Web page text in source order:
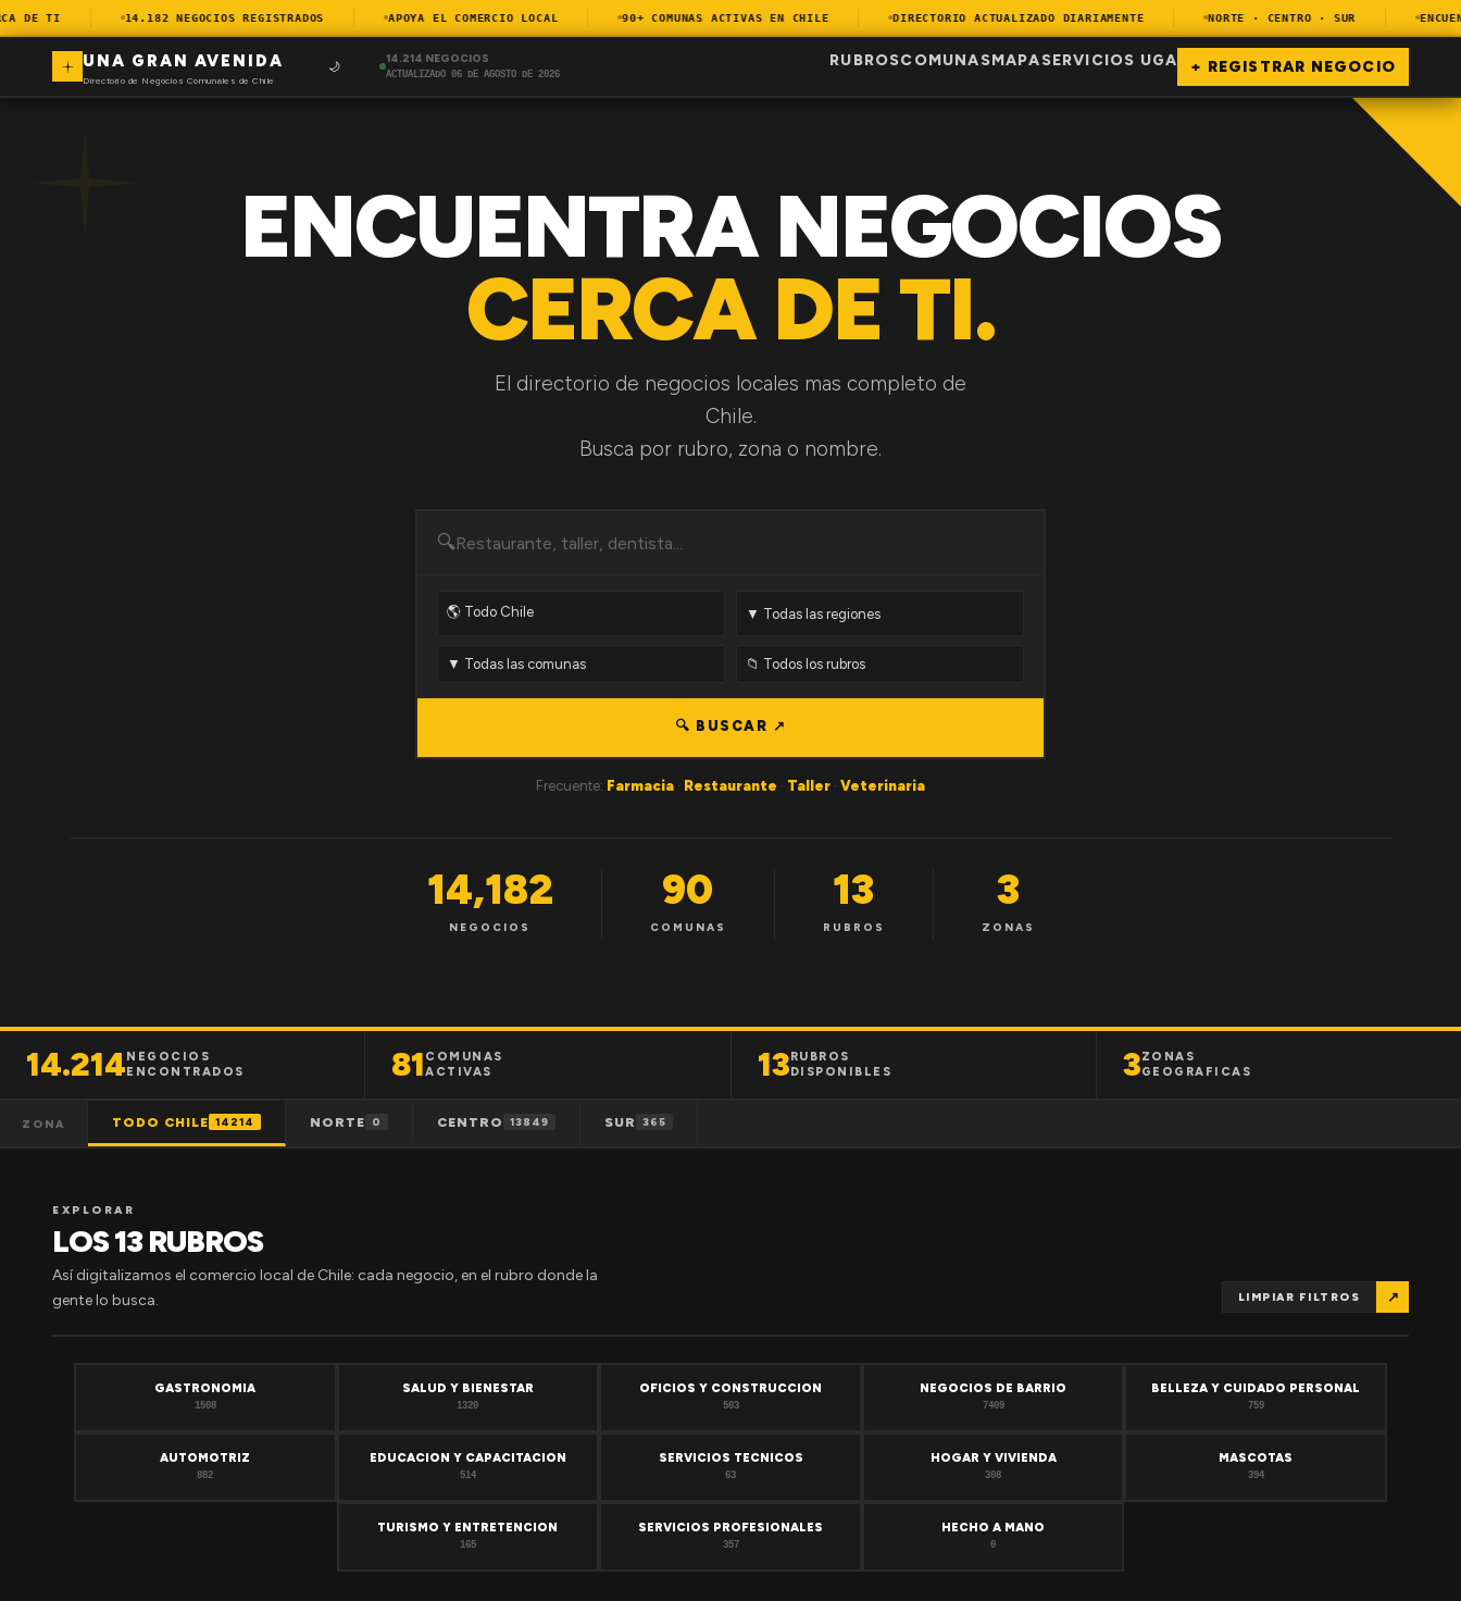
DE TI 14.182 NEGOCIOS REGISTRADOS APOYA EL COMERCIO LOCAL 90+ COMUNAS ACTIVAS EN CHILE DIRECTORIO ACTUALIZADO DIARIAMENTE NORTE · CENTRO · SUR
UNA GRAN AVENIDA
Directorio de Negocios Comunales de Chile
🌙
14.214 NEGOCIOS
ACTUALIZADO 06 DE AGOSTO DE 2026
RUBROSCOMUNASMAPASERVICIOS UGA + REGISTRAR NEGOCIO
ENCUENTRA NEGOCIOS
CERCA DE TI.
El directorio de negocios locales mas completo de
Chile.
Busca por rubro, zona o nombre.
🔍
🔍 BUSCAR ↗
Frecuente: Farmacia · Restaurante · Taller · Veterinaria
14,182
NEGOCIOS
90
COMUNAS
13
RUBROS
3
ZONAS
14.214NEGOCIOS
ENCONTRADOS
81COMUNAS
ACTIVAS
13RUBROS
DISPONIBLES
3ZONAS
GEOGRAFICAS
ZONA TODO CHILE 14214 NORTE 0 CENTRO 13849 SUR 365
EXPLORAR
LOS 13 RUBROS
Así digitalizamos el comercio local de Chile: cada negocio, en el rubro donde la
gente lo busca.
LIMPIAR FILTROS ↗
GASTRONOMIA
1508
SALUD Y BIENESTAR
1320
OFICIOS Y CONSTRUCCION
503
NEGOCIOS DE BARRIO
7409
BELLEZA Y CUIDADO PERSONAL
759
AUTOMOTRIZ
882
EDUCACION Y CAPACITACION
514
SERVICIOS TECNICOS
63
HOGAR Y VIVIENDA
308
MASCOTAS
394
TURISMO Y ENTRETENCION
165
SERVICIOS PROFESIONALES
357
HECHO A MANO
0